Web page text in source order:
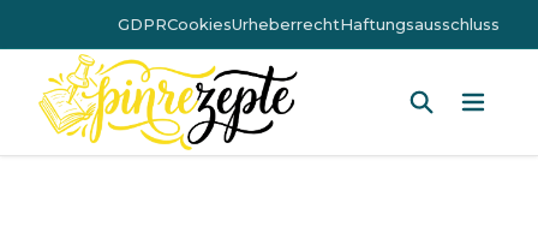
GDPRCookiesUrheberrechtHaftungsausschluss